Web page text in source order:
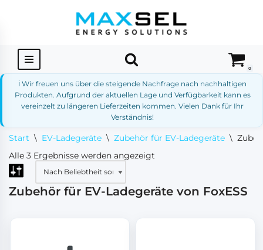
springen
0
ℹ️ Wir freuen uns über die steigende Nachfrage nach nachhaltigen
Produkten. Aufgrund der aktuellen Lage und Verfügbarkeit kann es
vereinzelt zu längeren Lieferzeiten kommen. Vielen Dank für Ihr
Verständnis!
Start \ EV-Ladegeräte \ Zubehör für EV-Ladegeräte \
Alle 3 Ergebnisse werden angezeigt
Zubehör für EV-Ladegeräte von FoxESS